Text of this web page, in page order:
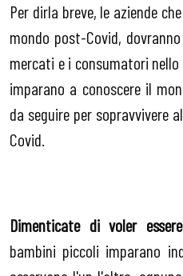
Per dirla breve, le aziende
mondo post-Covid,
mercati e i consumatori
imparano a conoscere il
da seguire per sopravvivere
Covid.
Dimenticate di voler
bambini piccoli imparano